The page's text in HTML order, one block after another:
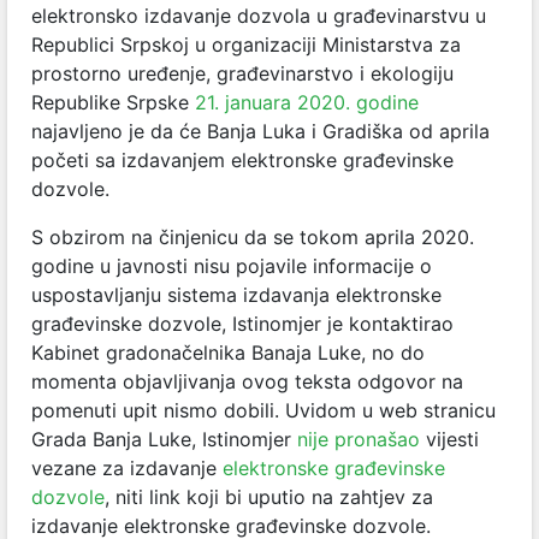
elektronsko izdavanje dozvola u građevinarstvu u
Republici Srpskoj u organizaciji Ministarstva za
prostorno uređenje, građevinarstvo i ekologiju
Republike Srpske 21. januara 2020. godine
najavljeno je da će Banja Luka i Gradiška od aprila
početi sa izdavanjem elektronske građevinske
dozvole.
S obzirom na činjenicu da se tokom aprila 2020.
godine u javnosti nisu pojavile informacije o
uspostavljanju sistema izdavanja elektronske
građevinske dozvole, Istinomjer je kontaktirao
Kabinet gradonačelnika Banaja Luke, no do
momenta objavljivanja ovog teksta odgovor na
pomenuti upit nismo dobili. Uvidom u web stranicu
Grada Banja Luke, Istinomjer nije pronašao vijesti
vezane za izdavanje elektronske građevinske
dozvole, niti link koji bi uputio na zahtjev za
izdavanje elektronske građevinske dozvole.